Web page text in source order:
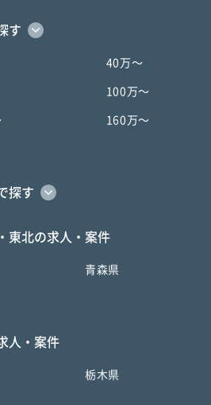
す
40万〜
100万〜
160万〜
探す
東北の求人・案件
青森県
人・案件
栃木県